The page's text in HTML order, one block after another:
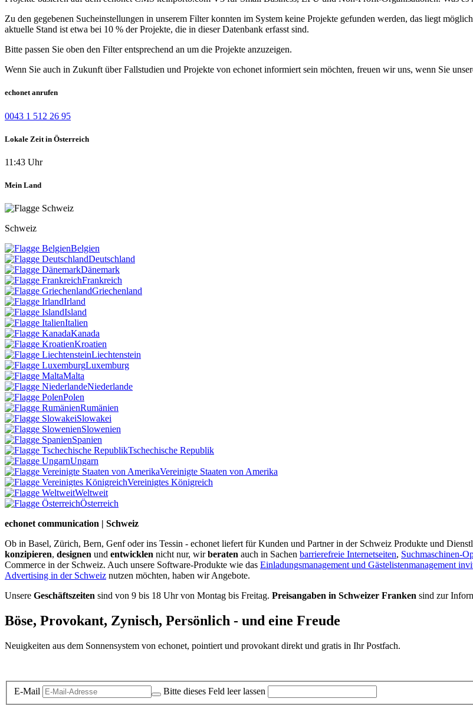
Zu den gegebenen Sucheinstellungen in unserem Filter konnten im System keine Projekte gefunden werden, das liegt
aktuelle Stand ist etwa bei 10 % der Projekte, die in dieser Datenbank erfasst sind.
Bitte passen Sie oben den Filter entsprechend an um die Projekte anzuzeigen.
Wenn Sie auch in Zukunft über Fallstudien und Projekte von echonet informiert sein möchten, freuen wir uns, wenn Sie
echonet anrufen
0043 1 512 26 95
Lokale Zeit in Österreich
11:43 Uhr
Mein Land
Schweiz
Belgien
Deutschland
Dänemark
Frankreich
Griechenland
Irland
Island
Italien
Kanada
Kroatien
Liechtenstein
Luxemburg
Malta
Niederlande
Polen
Rumänien
Slowakei
Slowenien
Spanien
Tschechische Republik
Ungarn
Vereinigte Staaten von Amerika
Vereinigtes Königreich
Weltweit
Österreich
echonet communication | Schweiz
Ob in Basel, Zürich, Bern, Genf oder ins Tessin - echonet liefert für Kunden und Partner in der Schweiz Produkte und
konzipieren, designen und entwicklen nicht nur, wirberaten auch in Sachen barrierefreie Internetseiten, Suchmaschinen-
Commerce in der Schweiz. Auch unsere Software-Produkte wie das Einladungsmanagement und Gästelistenmanagement
Advertising in der Schweiz nutzen möchten, haben wir Angebote.
Unsere Geschäftszeiten sind von 9 bis 18 Uhr von Montag bis Freitag. Preisangaben in Schweizer Franken sind zur
Böse, Provokant, Zynisch, Persönlich - und eine Freude
Neuigkeiten aus dem Sonnensystem von echonet, pointiert und provokant direkt und gratis in Ihr Postfach.
E-Mail Bitte dieses Feld leer lassen